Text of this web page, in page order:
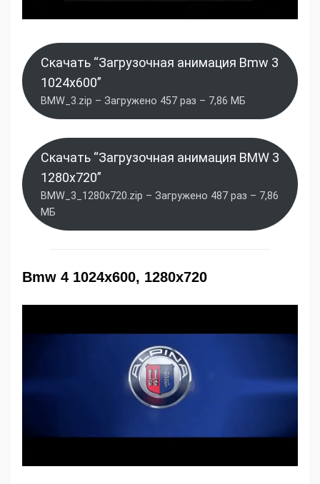
Скачать “Загрузочная анимация Bmw 3
1024x600”
BMW_3.zip – Загружено 457 раз – 7,86 МБ
Скачать “Загрузочная анимация BMW 3
1280x720”
BMW_3_1280x720.zip – Загружено 487 раз – 7,86
МБ
Bmw 4 1024x600, 1280x720